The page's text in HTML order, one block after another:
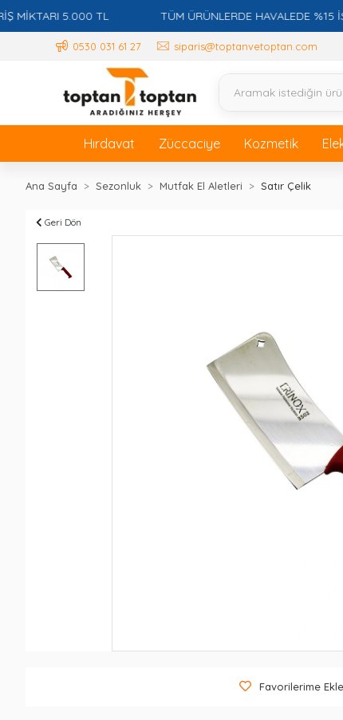
5.000 TL TÜM ÜRÜNLERDE HAVALEDE %15
0530 031 61 27 siparis@toptanvetoptan.com
Hırdavat Züccaciye Kozmetik
Ana Sayfa Sezonluk Mutfak El Aletleri Satır Çelik
Geri Dön
Favorilerime Ekle